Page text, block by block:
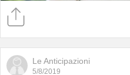
Le Anticipazioni
5/8/2019